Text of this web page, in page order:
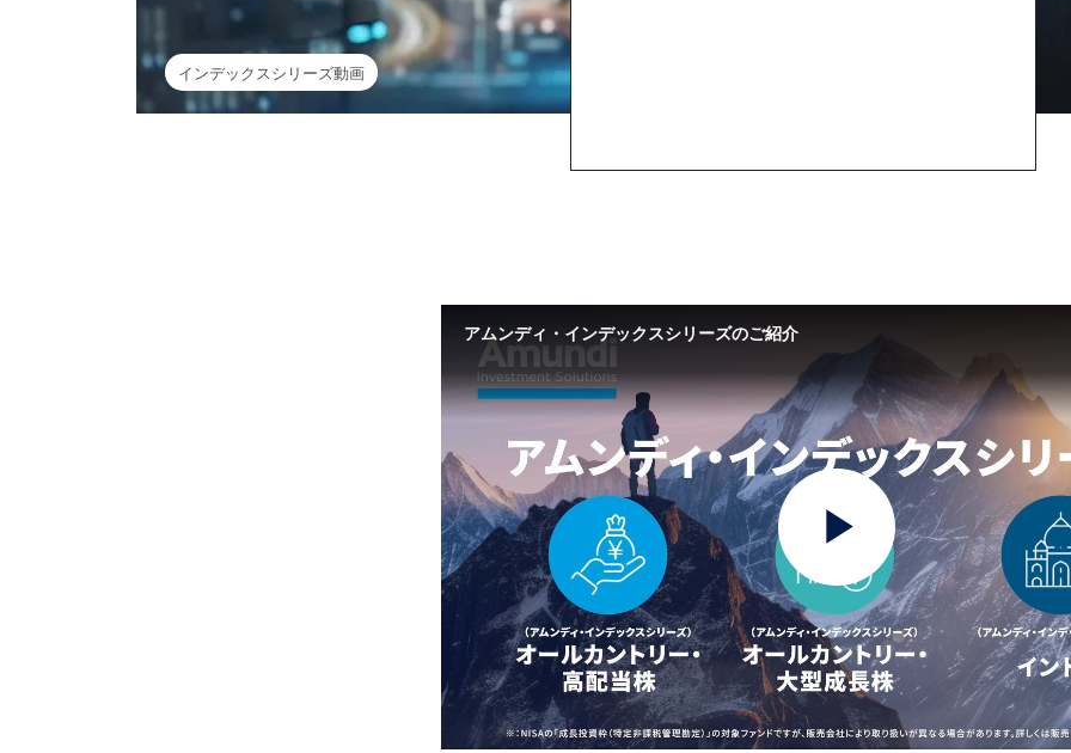
インデックスシリーズ動画
アムンディ・インデックスシリーズのご紹介
Play
Video